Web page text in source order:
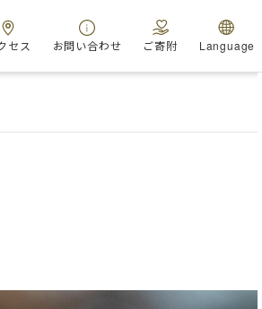
セス お問い合わせ ご寄附 Language